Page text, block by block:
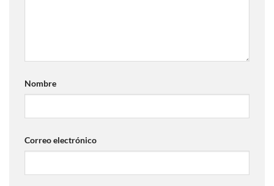
Nombre
Correo electrónico